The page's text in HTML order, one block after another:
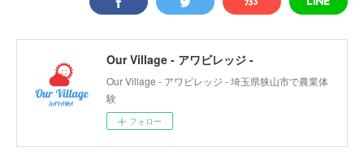
Our Village - アワビレッジ -
Our Village - アワビレッジ - 埼玉県狭山市で農業体
験
フォロー